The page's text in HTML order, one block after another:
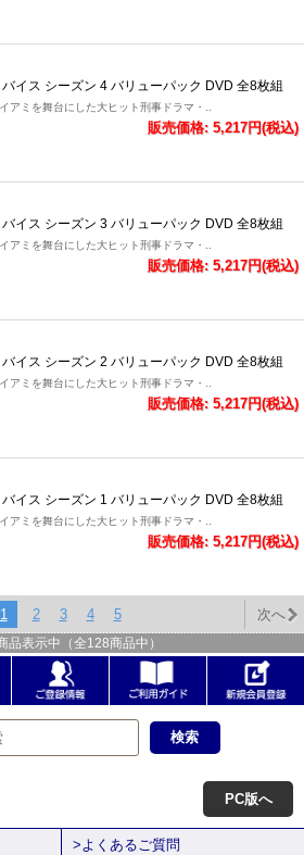
イス シーズン 4 バリューパック DVD 全8枚組
アミを舞台にした大ヒット刑事ドラマ・..
販売価格: 5,217円(税込)
イス シーズン 3 バリューパック DVD 全8枚組
アミを舞台にした大ヒット刑事ドラマ・..
販売価格: 5,217円(税込)
イス シーズン 2 バリューパック DVD 全8枚組
アミを舞台にした大ヒット刑事ドラマ・..
販売価格: 5,217円(税込)
イス シーズン 1 バリューパック DVD 全8枚組
アミを舞台にした大ヒット刑事ドラマ・..
販売価格: 5,217円(税込)
1 2 3 4 5 次へ
品表示中（全128商品中）
PC版へ
>よくあるご質問